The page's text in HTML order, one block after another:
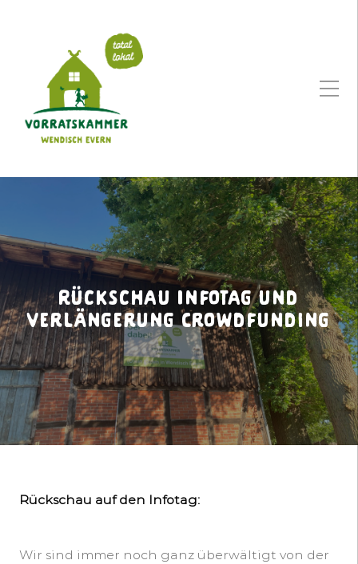
Rückschau Infotag und
Verlängerung Crowdfunding
Rückschau auf den Infotag:
Wir sind immer noch ganz überwältigt von der